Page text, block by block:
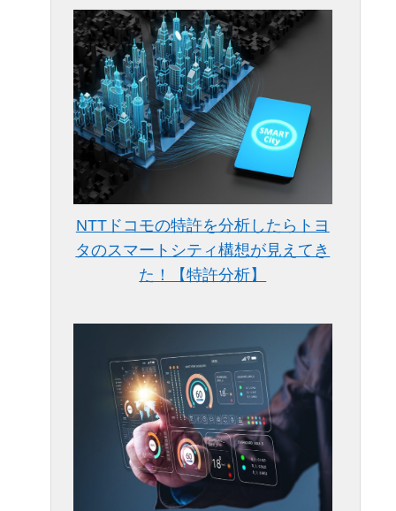
NTTドコモの特許を分析したらトヨ
タのスマートシティ構想が見えてき
た！【特許分析】